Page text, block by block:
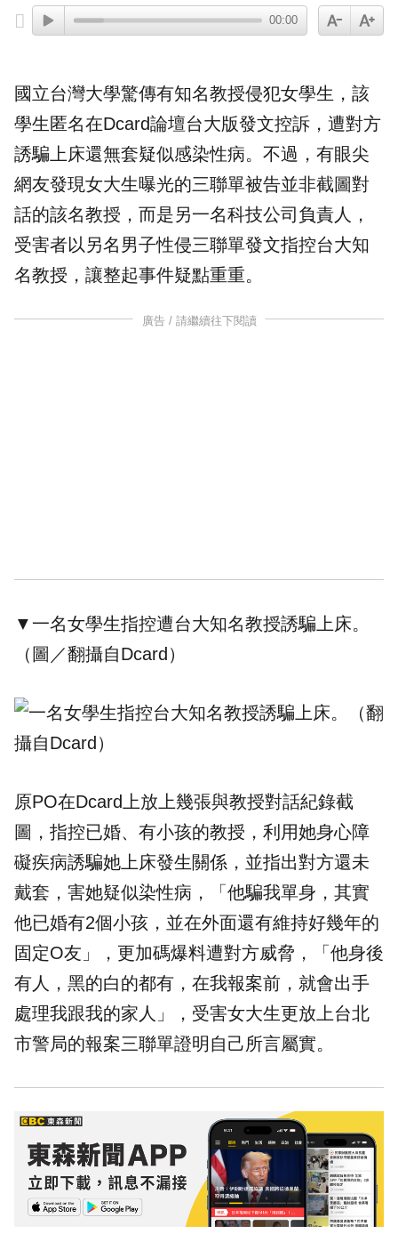
00:00
國立台灣大學驚傳有知名教授侵犯女學生，該
學生匿名在Dcard論壇台大版發文控訴，遭對方
誘騙上床還無套疑似感染性病。不過，有眼尖
網友發現女大生曝光的三聯單被告並非截圖對
話的該名教授，而是另一名科技公司負責人，
受害者以另名男子性侵三聯單發文指控台大知
名教授，讓整起事件疑點重重。
廣告 / 請繼續往下閱讀
▼一名女學生指控遭台大知名教授誘騙上床。
（圖／翻攝自Dcard）
原PO在Dcard上放上幾張與教授對話紀錄截
圖，指控已婚、有小孩的教授，利用她身心障
礙疾病誘騙她上床發生關係，並指出對方還未
戴套，害她疑似染性病，「他騙我單身，其實
他已婚有2個小孩，並在外面還有維持好幾年的
固定O友」，更加碼爆料遭對方威脅，「他身後
有人，黑的白的都有，在我報案前，就會出手
處理我跟我的家人」，受害女大生更放上台北
市警局的報案三聯單證明自己所言屬實。